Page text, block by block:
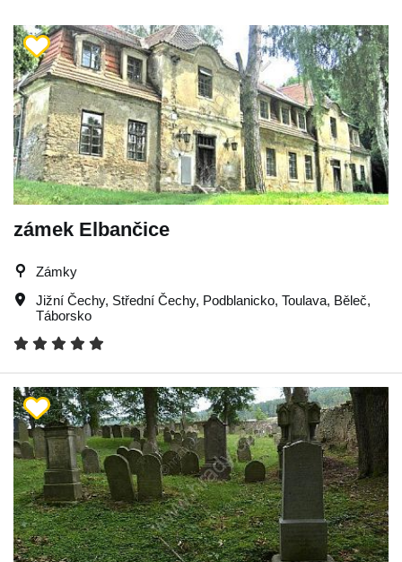
zámek Elbančice
Zámky
Jižní Čechy, Střední Čechy, Podblanicko, Toulava, Běleč,
Táborsko